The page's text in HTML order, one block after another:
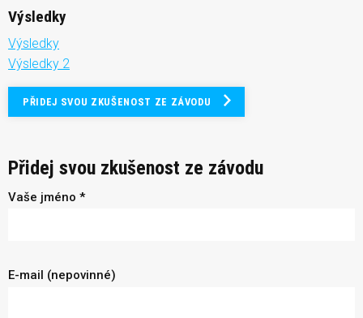
Výsledky
Výsledky
Výsledky 2
PŘIDEJ SVOU ZKUŠENOST ZE ZÁVODU
Přidej svou zkušenost ze závodu
Vaše jméno *
E-mail (nepovinné)